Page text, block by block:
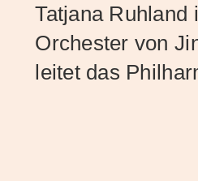
Tatjana Ruhland
Orchester von
leitet das